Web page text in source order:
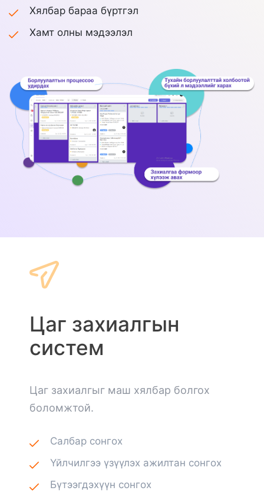
Хялбар бараа бүртгэл
Хамт олны мэдээлэл
Цаг захиалгын
систем
Цаг захиалгыг маш хялбар болгох
боломжтой.
Салбар сонгох
Үйлчилгээ үзүүлэх ажилтан сонгох
Бүтээгдэхүүн сонгох